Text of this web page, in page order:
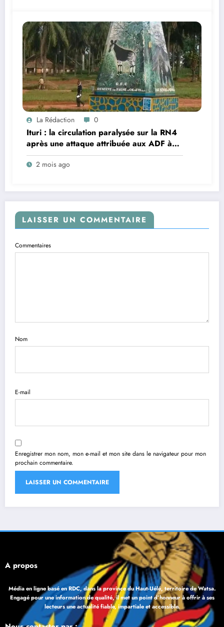
La Rédaction 0
Ituri : la circulation paralysée sur la RN4
après une attaque attribuée aux ADF à
Mambasa
2 mois ago
LAISSER UN COMMENTAIRE
Commentaires
Nom
E-mail
Enregistrer mon nom, mon e-mail et mon site dans le navigateur pour mon
prochain commentaire.
À propos
Média en ligne basé en RDC, dans la province du Haut-Uélé, territoire de Watsa.
Engagé pour une information de qualité, il met un point d’honneur à offrir à ses
lecteurs une actualité fiable, impartiale et accessible.